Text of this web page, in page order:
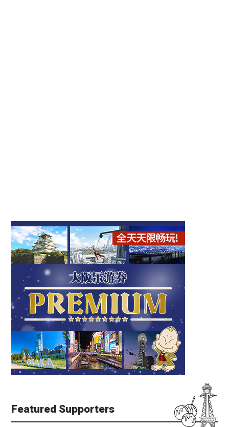
Featured Supporters